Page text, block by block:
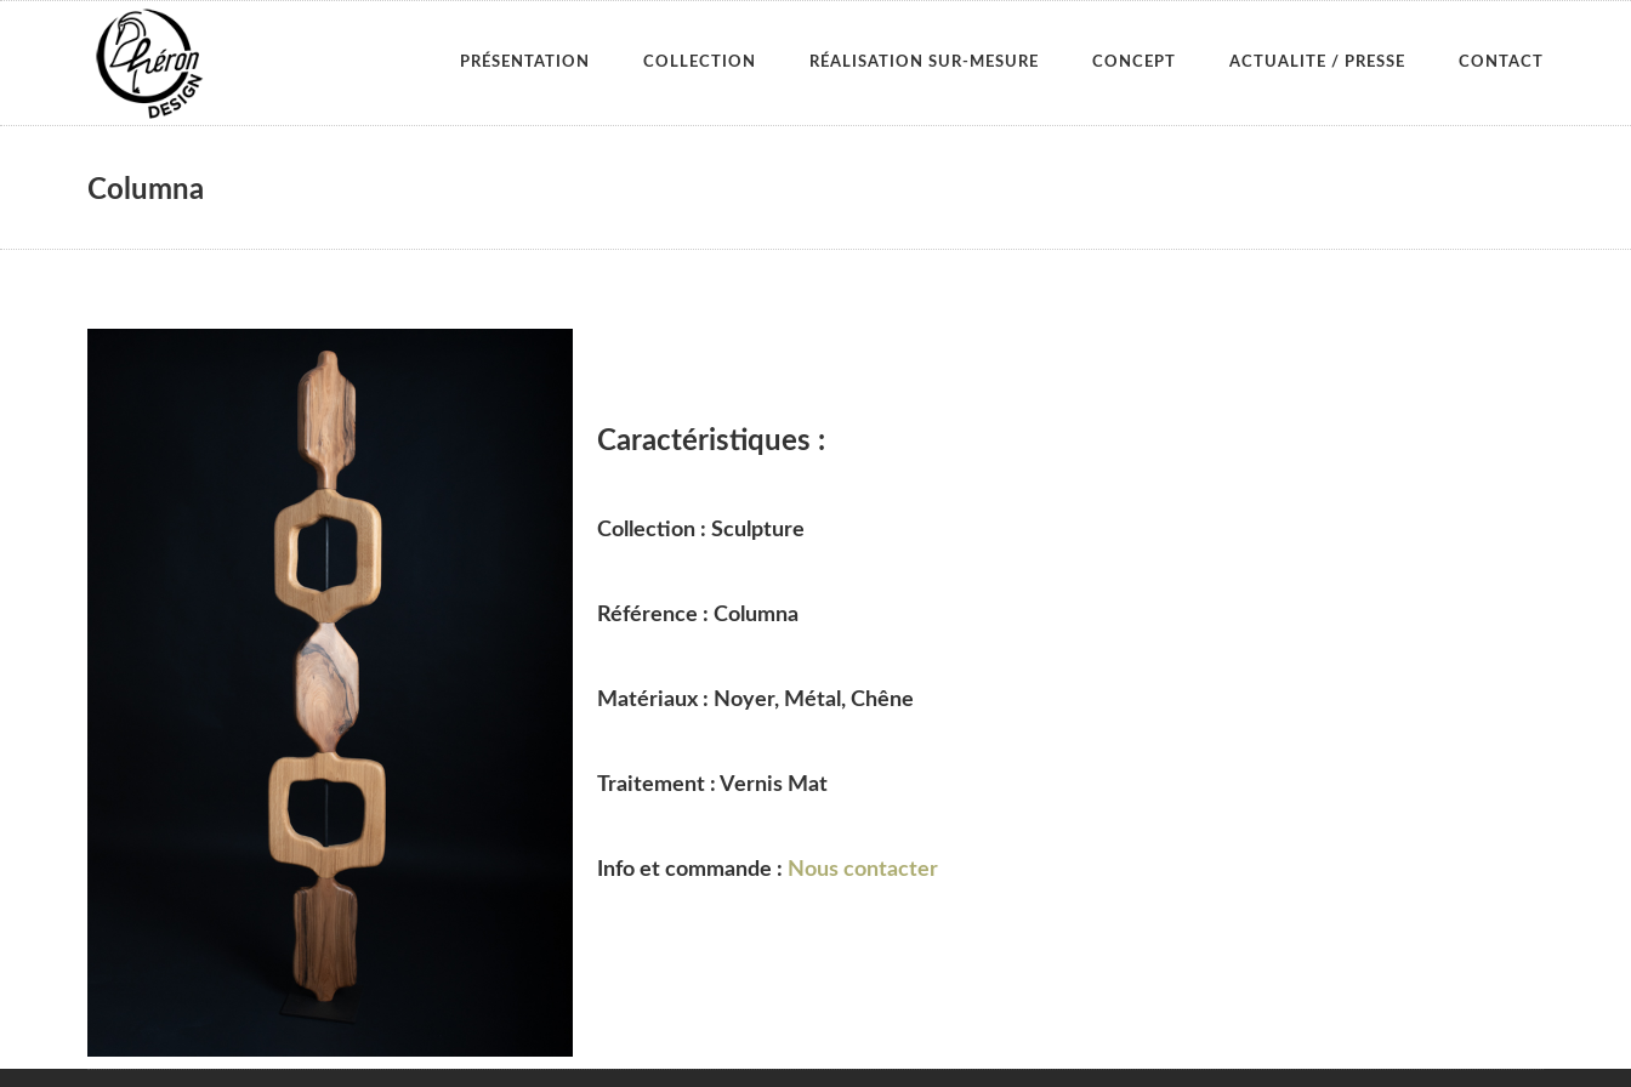
PRÉSENTATION COLLECTION RÉALISATION SUR-MESURE CONCEPT ACTUALITE / PRESSE CONTACT
Columna
Caractéristiques :
Collection : Sculpture
Référence : Columna
Matériaux : Noyer, Métal, Chêne
Traitement : Vernis Mat
Info et commande : Nous contacter